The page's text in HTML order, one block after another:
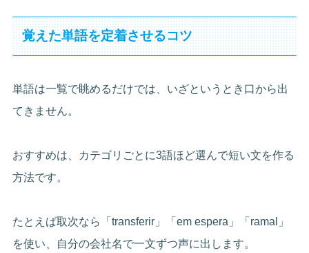
覚えた単語を定着させるコツ
単語は一覧で眺めるだけでは、いざというとき口から出
てきません。
おすすめは、カテゴリごとに3語ほど選んで短い文を作る
方法です。
たとえば取次なら「transferir」「em espera」「ramal」
を使い、自分の会社名で一文ずつ声に出します。